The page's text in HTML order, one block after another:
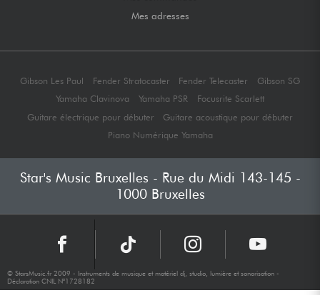
Mes adresses
Gibson Les Paul Fender Stratocaster Fender Telecaster
Gibson SG
Yamaha Clavinova
Yamaha PSR
Focusrite Scarlett
Guitare électrique pour débuter
Guitare acoustique pour débuter
Piano Numérique Yamaha
Star's Music Bruxelles - Rue du Midi 143-145 -
1000 Bruxelles
© StarsMusic.fr 2009 - Instruments de musique et matériel dj, studio, lumière et sonorisation -
Déclaration CNIL N°1728182